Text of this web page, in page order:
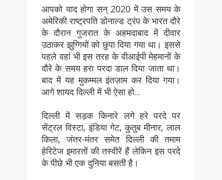
आपको याद होगा सन् 2020 में उस समय के
अमेरिकी राष्ट्रपति डोनाल्ड ट्रंप के भारत दौरे
के दौरान गुजरात के अहमदाबाद में दीवार
उठाकर झुग्गियों को छुपा दिया गया था। इससे
पहले वहां भी इस तरह के वीआईपी मेहमानों के
दौरे के समय हरा परदा डाल दिया जाता था।
बाद में यह मुकम्मल इंतज़ाम कर दिया गया।
आगे शायद दिल्ली में भी ऐसा हो...
दिल्ली में सड़क किनारे लगे हरे परदे पर
सेंट्रल विस्टा, इंडिया गेट, कुतुब मीनार, लाल
किला, जंतर-मंतर समेत दिल्ली की तमाम
हेरिटेज इमारतों की तस्वीरें हैं लेकिन इस परदे
के पीछे भी एक दुनिया बसती है।